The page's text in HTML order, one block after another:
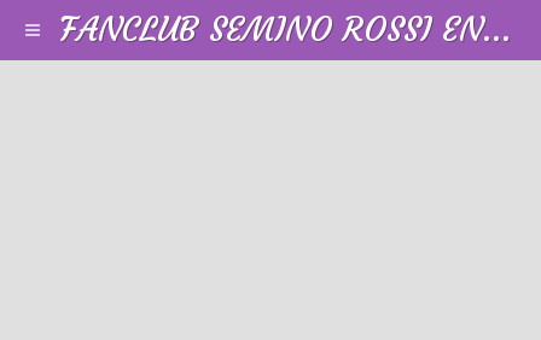
FANCLUB SEMINO ROSSI EN FRANCE